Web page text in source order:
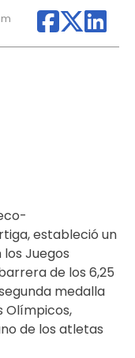
estableció un
Juegos
de los 6,25
medalla
Olímpicos,
de los atletas